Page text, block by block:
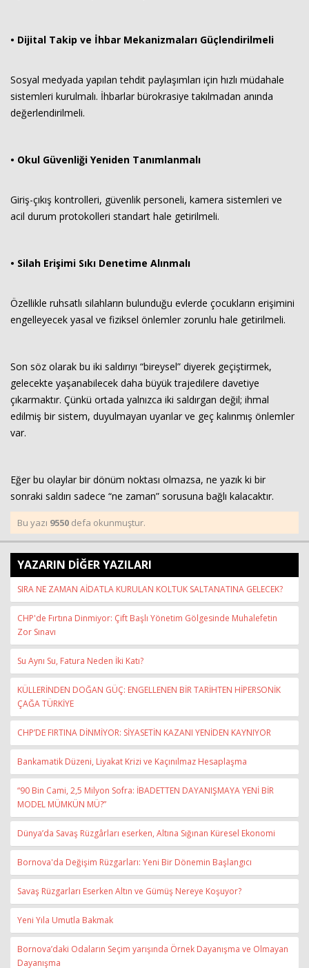
• Dijital Takip ve İhbar Mekanizmaları Güçlendirilmeli
Sosyal medyada yapılan tehdit paylaşımları için hızlı müdahale
sistemleri kurulmalı. İhbarlar bürokrasiye takılmadan anında
değerlendirilmeli.
• Okul Güvenliği Yeniden Tanımlanmalı
Giriş-çıkış kontrolleri, güvenlik personeli, kamera sistemleri ve
acil durum protokolleri standart hale getirilmeli.
• Silah Erişimi Sıkı Denetime Alınmalı
Özellikle ruhsatlı silahların bulunduğu evlerde çocukların erişimini
engelleyecek yasal ve fiziksel önlemler zorunlu hale getirilmeli.
Son söz olarak bu iki saldırıyı “bireysel” diyerek geçiştirmek,
gelecekte yaşanabilecek daha büyük trajedilere davetiye
çıkarmaktır. Çünkü ortada yalnızca iki saldırgan değil; ihmal
edilmiş bir sistem, duyulmayan uyarılar ve geç kalınmış önlemler
var.
Eğer bu olaylar bir dönüm noktası olmazsa, ne yazık ki bir
sonraki saldırı sadece “ne zaman” sorusuna bağlı kalacaktır.
Bu yazı 9550 defa okunmuştur.
YAZARIN DİĞER YAZILARI
SIRA NE ZAMAN AİDATLA KURULAN KOLTUK SALTANATINA GELECEK?
CHP'de Fırtına Dinmiyor: Çift Başlı Yönetim Gölgesinde Muhalefetin
Zor Sınavı
Su Aynı Su, Fatura Neden İki Katı?
KÜLLERİNDEN DOĞAN GÜÇ: ENGELLENEN BİR TARİHTEN HİPERSONİK
ÇAĞA TÜRKİYE
CHP’DE FIRTINA DİNMİYOR: SİYASETİN KAZANI YENİDEN KAYNIYOR
Bankamatik Düzeni, Liyakat Krizi ve Kaçınılmaz Hesaplaşma
“90 Bin Cami, 2,5 Milyon Sofra: İBADETTEN DAYANIŞMAYA YENİ BİR
MODEL MÜMKÜN MÜ?”
Dünya’da Savaş Rüzgârları eserken, Altına Sığınan Küresel Ekonomi
Bornova'da Değişim Rüzgarları: Yeni Bir Dönemin Başlangıcı
Savaş Rüzgarları Eserken Altın ve Gümüş Nereye Koşuyor?
Yeni Yıla Umutla Bakmak
Bornova’daki Odaların Seçim yarışında Örnek Dayanışma ve Olmayan
Dayanışma